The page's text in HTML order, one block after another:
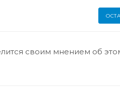
своим мнением об